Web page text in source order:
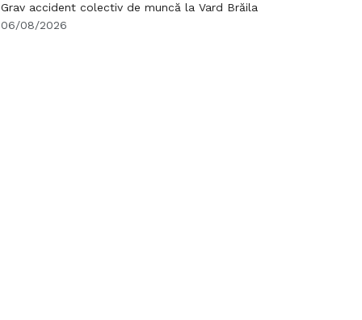
Grav accident colectiv de muncă la Vard Brăila
06/08/2026